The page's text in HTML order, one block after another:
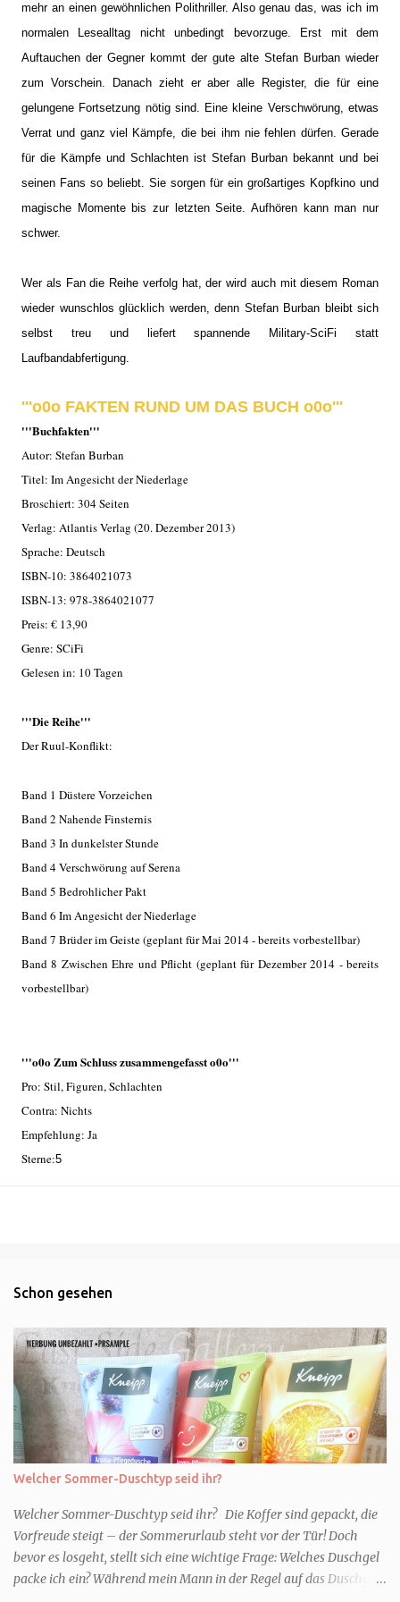
mehr an einen gewöhnlichen Polithriller. Also genau das, was ich im
normalen Lesealltag nicht unbedingt bevorzuge. Erst mit dem
Auftauchen der Gegner kommt der gute alte Stefan Burban wieder
zum Vorschein. Danach zieht er aber alle Register, die für eine
gelungene Fortsetzung nötig sind. Eine kleine Verschwörung, etwas
Verrat und ganz viel Kämpfe, die bei ihm nie fehlen dürfen. Gerade
für die Kämpfe und Schlachten ist Stefan Burban bekannt und bei
seinen Fans so beliebt. Sie sorgen für ein großartiges Kopfkino und
magische Momente bis zur letzten Seite. Aufhören kann man nur
schwer.
Wer als Fan die Reihe verfolg hat, der wird auch mit diesem Roman
wieder wunschlos glücklich werden, denn Stefan Burban bleibt sich
selbst treu und liefert spannende Military-SciFi statt
Laufbandabfertigung.
'''o0o FAKTEN RUND UM DAS BUCH o0o'''
'''Buchfakten'''
Autor: Stefan Burban
Titel: Im Angesicht der Niederlage
Broschiert: 304 Seiten
Verlag: Atlantis Verlag (20. Dezember 2013)
Sprache: Deutsch
ISBN-10: 3864021073
ISBN-13: 978-3864021077
Preis: € 13,90
Genre: SCiFi
Gelesen in: 10 Tagen
'''Die Reihe'''
Der Ruul-Konflikt:
Band 1 Düstere Vorzeichen
Band 2 Nahende Finsternis
Band 3 In dunkelster Stunde
Band 4 Verschwörung auf Serena
Band 5 Bedrohlicher Pakt
Band 6 Im Angesicht der Niederlage
Band 7 Brüder im Geiste (geplant für Mai 2014 - bereits vorbestellbar)
Band 8 Zwischen Ehre und Pflicht (geplant für Dezember 2014 - bereits
vorbestellbar)
'''o0o Zum Schluss zusammengefasst o0o'''
Pro: Stil, Figuren, Schlachten
Contra: Nichts
Empfehlung: Ja
Sterne:5
Schon gesehen
Welcher Sommer-Duschtyp seid ihr?
Welcher Sommer-Duschtyp seid ihr? Die Koffer sind gepackt, die
Vorfreude steigt – der Sommerurlaub steht vor der Tür! Doch
bevor es losgeht, stellt sich eine wichtige Frage: Welches Duschgel
packe ich ein? Während mein Mann in der Regel auf das Duschgel